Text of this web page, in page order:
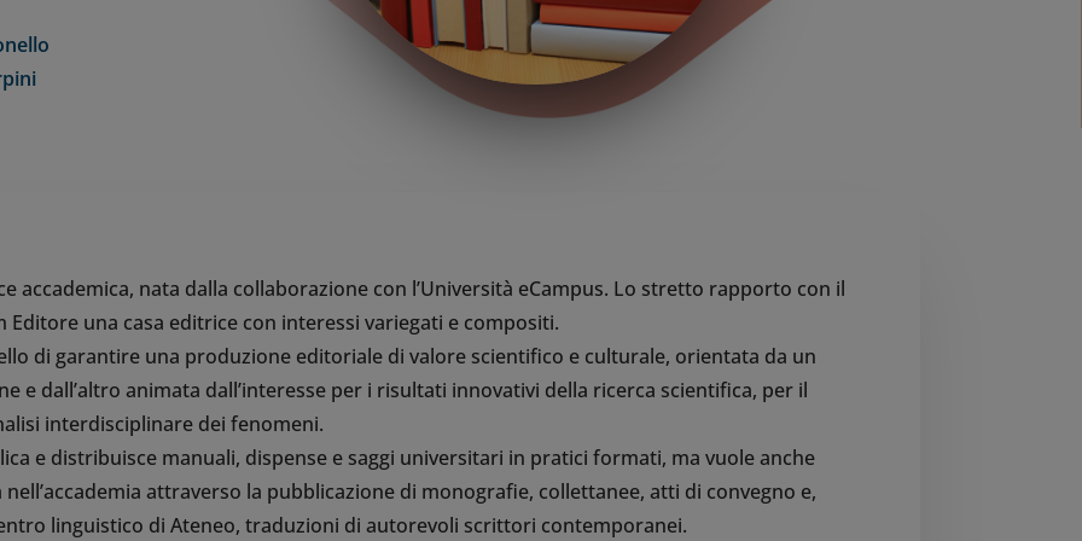
accademica, nata dalla collaborazione con l’Università eCampus. Lo stretto rapporto con il
una casa editrice con interessi variegati e compositi.
di garantire una produzione editoriale di valore scientifico e culturale, orientata da un
e dall’altro animata dall’interesse per i risultati innovativi della ricerca scientifica, per il
interdisciplinare dei fenomeni.
e distribuisce manuali, dispense e saggi universitari in pratici formati, ma vuole anche
attraverso la pubblicazione di monografie, collettanee, atti di convegno e,
linguistico di Ateneo, traduzioni di autorevoli scrittori contemporanei.